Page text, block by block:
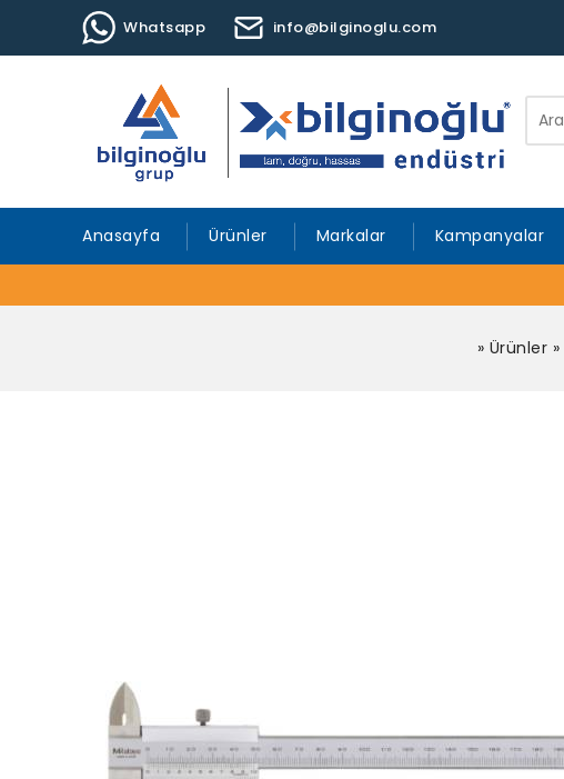
Whatsapp info@bilginoglu.com
Anasayfa Ürünler Markalar Kampanyalar
» Ürünler »